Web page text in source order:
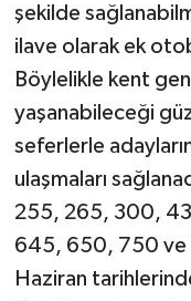
şekilde
ilave olarak ek
Böylelikle kent
yaşanabileceği
seferlerle
ulaşmaları
255, 265, 300,
645, 650, 750 ve
Haziran